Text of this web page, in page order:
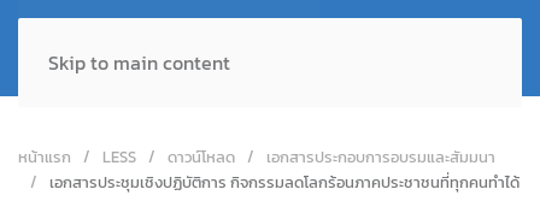
Skip to main content
หน้าแรก LESS ดาวน์โหลด
เอกสารประกอบการอบรมและสัมมนา
เอกสารประชุมเชิงปฏิบัติการ กิจกรรมลดโลกร้อนภาคประชาชนที่ทุกคนทำได้